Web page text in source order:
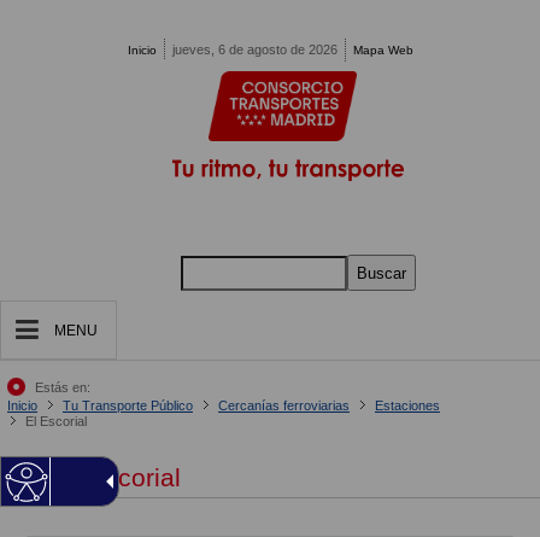
Inicio jueves, 6 de agosto de 2026 Mapa Web
Buscar
MENU
Estás en:
Inicio
Tu Transporte Público Cercanías ferroviarias
Estaciones
El Escorial
El Escorial